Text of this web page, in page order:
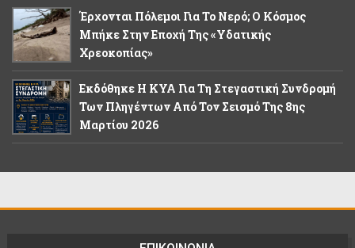
Έρχονται Πόλεμοι Για Το Νερό; Ο Κόσμος
Μπήκε Στην Εποχή Της «υδατικής
Χρεοκοπίας»
Εκδόθηκε Η ΚΥΑ Για Τη Στεγαστική Συνδρομή
Των Πληγέντων Από Τον Σεισμό Της 8ης
Μαρτίου 2026